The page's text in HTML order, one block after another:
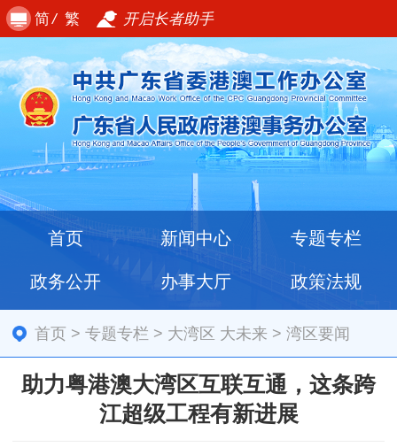
简/ 繁 开启长者助手
首页 新闻中心 专题专栏
政务公开 办事大厅 政策法规
首页 >专题专栏 > 大湾区 大未来 >湾区要闻
助力粤港澳大湾区互联互通，这条跨
江超级工程有新进展